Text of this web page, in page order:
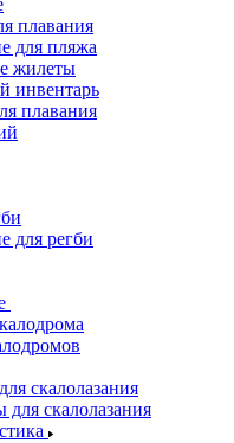
плавания
для пляжа
жилеты
инвентарь
плавания
для регби
скалолазания
скалолазания